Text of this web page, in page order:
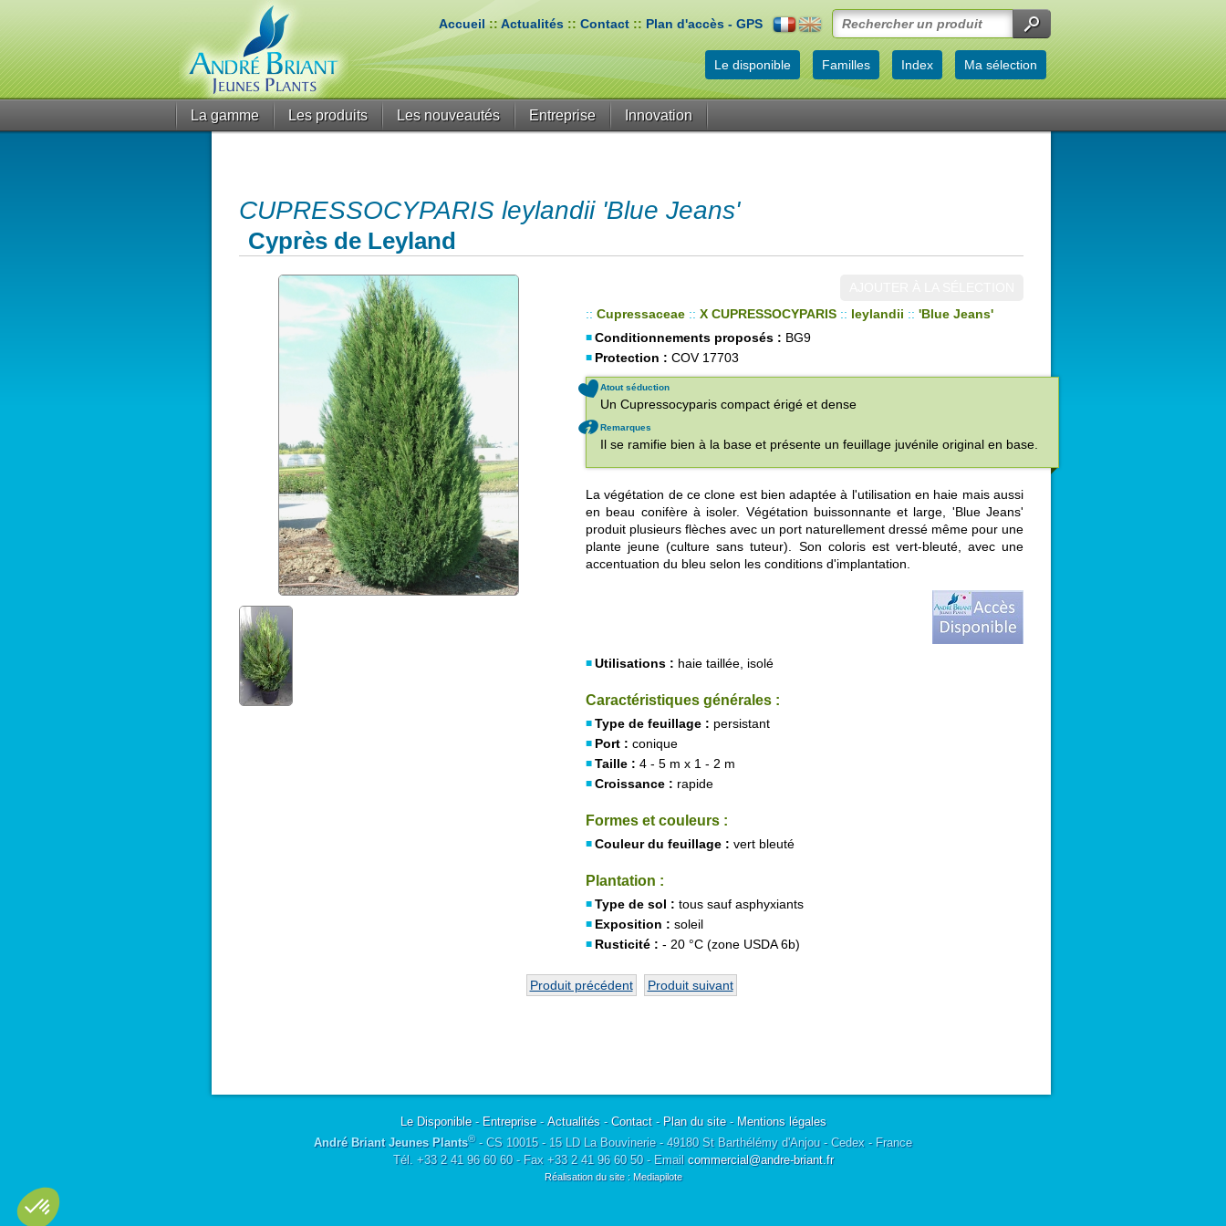
Accueil::Actualités :: Contact :: Plan d'accès - GPS
Le disponible Familles Index Ma sélection
La gamme Les produits Les nouveautés Entreprise Innovation
CUPRESSOCYPARIS leylandii 'Blue Jeans'
Cyprès de Leyland
:: Cupressaceae :: X CUPRESSOCYPARIS :: leylandii :: 'Blue Jeans'
Conditionnements proposés : BG9
Protection : COV 17703
Atout séduction
Un Cupressocyparis compact érigé et dense
Remarques
Il se ramifie bien à la base et présente un feuillage juvénile original en base.
La végétation de ce clone est bien adaptée à l'utilisation en haie mais aussi
en beau conifère à isoler. Végétation buissonnante et large, 'Blue Jeans'
produit plusieurs flèches avec un port naturellement dressé même pour une
plante jeune (culture sans tuteur). Son coloris est vert-bleuté, avec une
accentuation du bleu selon les conditions d'implantation.
Utilisations : haie taillée, isolé
Caractéristiques générales :
Type de feuillage : persistant
Port : conique
Taille : 4 - 5 m x 1 - 2 m
Croissance : rapide
Formes et couleurs :
Couleur du feuillage : vert bleuté
Plantation :
Type de sol : tous sauf asphyxiants
Exposition : soleil
Rusticité : - 20 °C (zone USDA 6b)
Produit précédent Produit suivant
Le Disponible- Entreprise- Actualités- Contact- Plan du site- Mentions légales
André Briant Jeunes Plants®- CS 10015 - 15 LD La Bouvinerie - 49180 St Barthélémy d'Anjou - Cedex - France
Tél. +33 2 41 96 60 60 - Fax +33 2 41 96 60 50 - Email commercial@andre-briant.fr
Réalisation du site : Mediapilote